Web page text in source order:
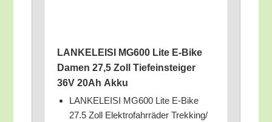
LANKELEISI MG600 Lite E‑Bike
Damen 27,5 Zoll Tie­fein­stei­ger
36V 20Ah Akku
LANKELEISI MG600 Lite E‑Bike
27.5 Zoll Elek­tro­fahr­rä­der Trekking/​